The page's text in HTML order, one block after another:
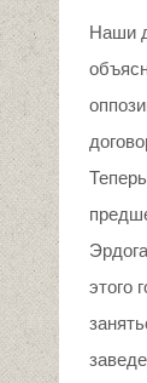
Наши
этого